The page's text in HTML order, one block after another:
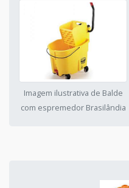
Imagem ilustrativa de Balde
com espremedor Brasilândia